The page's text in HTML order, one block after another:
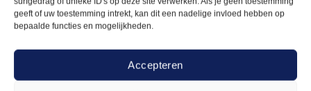
geeft of uw toestemming intrekt, kan dit een nadelige invloed hebben op
bepaalde functies en mogelijkheden.
Accepteren
Let op de volgende punten:
Plaats heaters op een stabiele ondergrond.